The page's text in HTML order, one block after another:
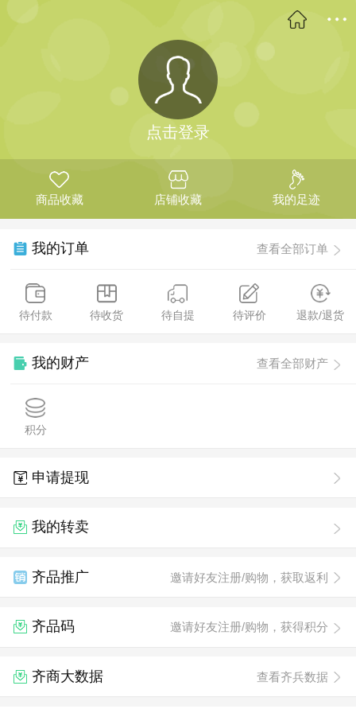
点击登录
商品收藏 店铺收藏 我的足迹
我的订单 查看全部订单
待付款 待收货 待自提 待评价 退款/退货
我的财产 查看全部财产
积分
申请提现
我的转卖
齐品推广 邀请好友注册/购物，获取返利
齐品码 邀请好友注册/购物，获得积分
齐商大数据 查看齐兵数据